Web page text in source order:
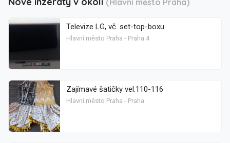
Televize LG, vč. set-top-boxu
Hlavní město Praha - Praha 4
Zajímavé šatičky vel.110-116
Hlavní město Praha - Praha